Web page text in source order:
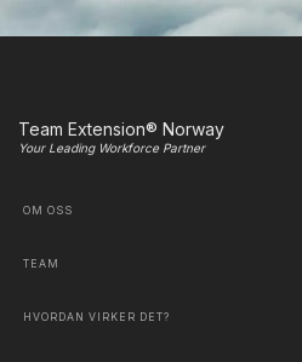
Team Extension® Norway
Your Leading Workforce Partner
OM OSS
TEAM
HVORDAN VIRKER DET?